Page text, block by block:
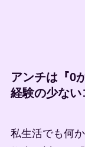
アンチは『0
経験の少ない
私生活でも何